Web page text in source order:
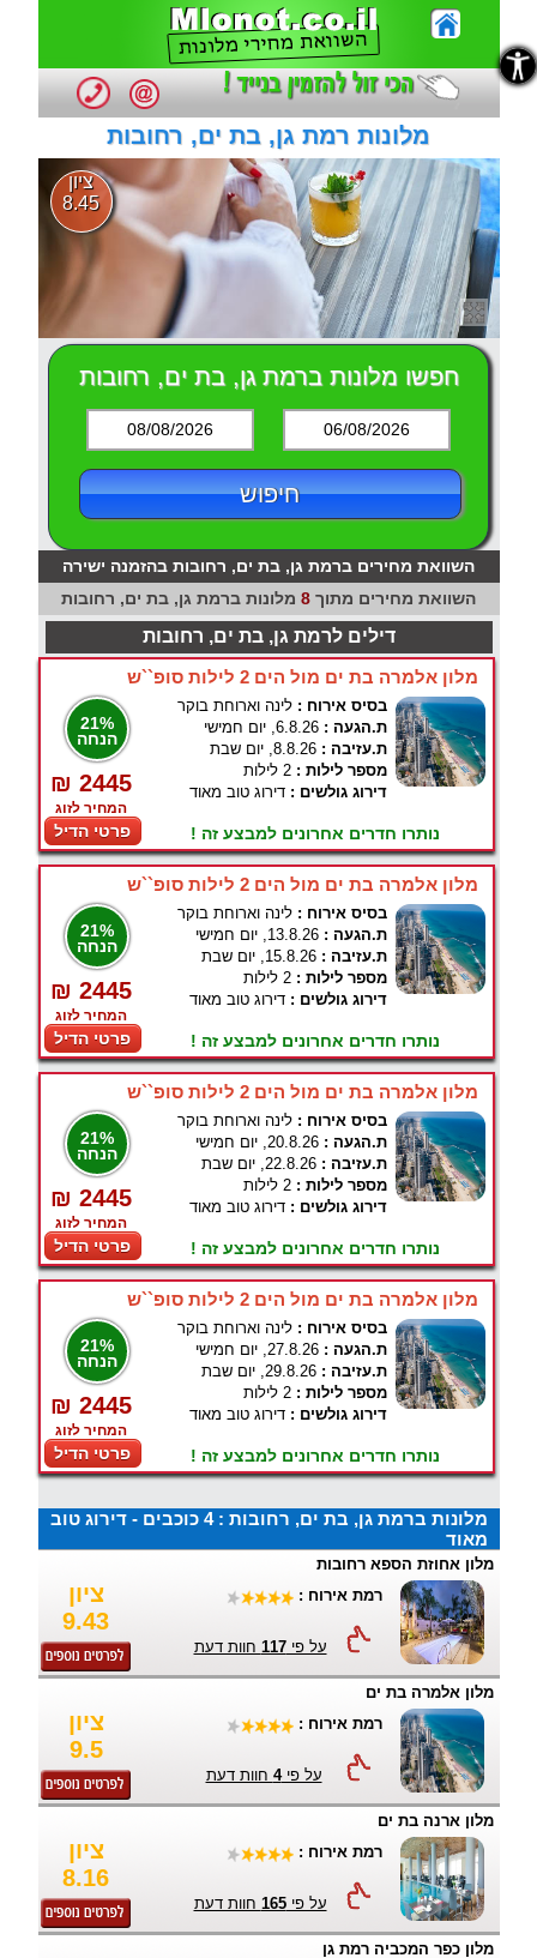
מלונות רמת גן, בת ים, רחובות
ציון
8.45
חפשו מלונות ברמת גן, בת ים, רחובות
08/08/2026 06/08/2026
חיפוש
השוואת מחירים ברמת גן, בת ים, רחובות בהזמנה ישירה
השוואת מחירים מתוך 8 מלונות ברמת גן, בת ים, רחובות
דילים לרמת גן, בת ים, רחובות
מלון אלמרה בת ים מול הים 2 לילות סופ``ש
21%
הנחה
₪ 2445
המחיר לזוג
פרטי הדיל
בסיס אירוח : לינה וארוחת בוקר
ת.הגעה : 6.8.26, יום חמישי
ת.עזיבה : 8.8.26, יום שבת
מספר לילות : 2 לילות
דירוג גולשים : דירוג טוב מאוד
נותרו חדרים אחרונים למבצע זה !
מלון אלמרה בת ים מול הים 2 לילות סופ``ש
21%
הנחה
₪ 2445
המחיר לזוג
פרטי הדיל
בסיס אירוח : לינה וארוחת בוקר
ת.הגעה : 13.8.26, יום חמישי
ת.עזיבה : 15.8.26, יום שבת
מספר לילות : 2 לילות
דירוג גולשים : דירוג טוב מאוד
נותרו חדרים אחרונים למבצע זה !
מלון אלמרה בת ים מול הים 2 לילות סופ``ש
21%
הנחה
₪ 2445
המחיר לזוג
פרטי הדיל
בסיס אירוח : לינה וארוחת בוקר
ת.הגעה : 20.8.26, יום חמישי
ת.עזיבה : 22.8.26, יום שבת
מספר לילות : 2 לילות
דירוג גולשים : דירוג טוב מאוד
נותרו חדרים אחרונים למבצע זה !
מלון אלמרה בת ים מול הים 2 לילות סופ``ש
21%
הנחה
₪ 2445
המחיר לזוג
פרטי הדיל
בסיס אירוח : לינה וארוחת בוקר
ת.הגעה : 27.8.26, יום חמישי
ת.עזיבה : 29.8.26, יום שבת
מספר לילות : 2 לילות
דירוג גולשים : דירוג טוב מאוד
נותרו חדרים אחרונים למבצע זה !
מלונות ברמת גן, בת ים, רחובות : 4 כוכבים - דירוג טוב
מאוד
מלון אחוזת הספא רחובות
ציון
9.43
רמת אירוח :
על פי117 חוות דעת
מלון אלמרה בת ים
ציון
9.5
רמת אירוח :
על פי4 חוות דעת
מלון ארנה בת ים
ציון
8.16
רמת אירוח :
על פי165 חוות דעת
מלון כפר המכביה רמת גן
נגישות
נגישות